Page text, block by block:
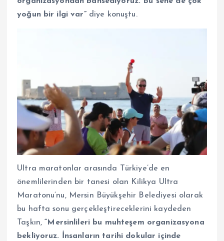
yoğun bir ilgi var”diye konuştu.
Ultra maratonlar arasında Türkiye’de en
önemlilerinden bir tanesi olan Kilikya Ultra
Maratonu’nu, Mersin Büyükşehir Belediyesi olarak
bu hafta sonu gerçekleştireceklerini kaydeden
Taşkın,“Mersinlileri bu muhteşem organizasyona
bekliyoruz. İnsanların tarihi dokular içinde